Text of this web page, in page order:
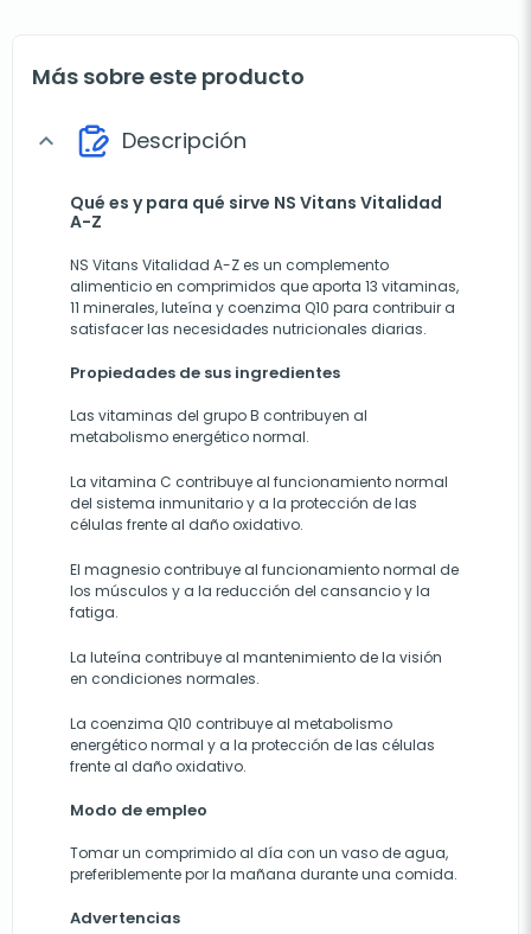
Más sobre este producto
expand_more Descripción
Qué es y para qué sirve NS Vitans Vitalidad
A-Z
NS Vitans Vitalidad A-Z es un complemento
alimenticio en comprimidos que aporta 13 vitaminas,
11 minerales, luteína y coenzima Q10 para contribuir a
satisfacer las necesidades nutricionales diarias.
Propiedades de sus ingredientes
Las vitaminas del grupo B contribuyen al
metabolismo energético normal.
La vitamina C contribuye al funcionamiento normal
del sistema inmunitario y a la protección de las
células frente al daño oxidativo.
El magnesio contribuye al funcionamiento normal de
los músculos y a la reducción del cansancio y la
fatiga.
La luteína contribuye al mantenimiento de la visión
en condiciones normales.
La coenzima Q10 contribuye al metabolismo
energético normal y a la protección de las células
frente al daño oxidativo.
Modo de empleo
Tomar un comprimido al día con un vaso de agua,
preferiblemente por la mañana durante una comida.
Advertencias